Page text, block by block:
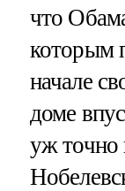
что
которым
начале
доме
уж точно